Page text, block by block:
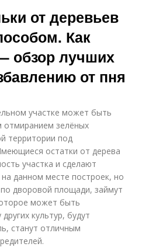
от деревьев
Как
обзор лучших
от пня
участке может быть
отмиранием зелёных
территории под
остатки от дерева
участка и сделают
данном месте построек, но
дворовой площади, займут
может быть
культур, будут
станут отличным